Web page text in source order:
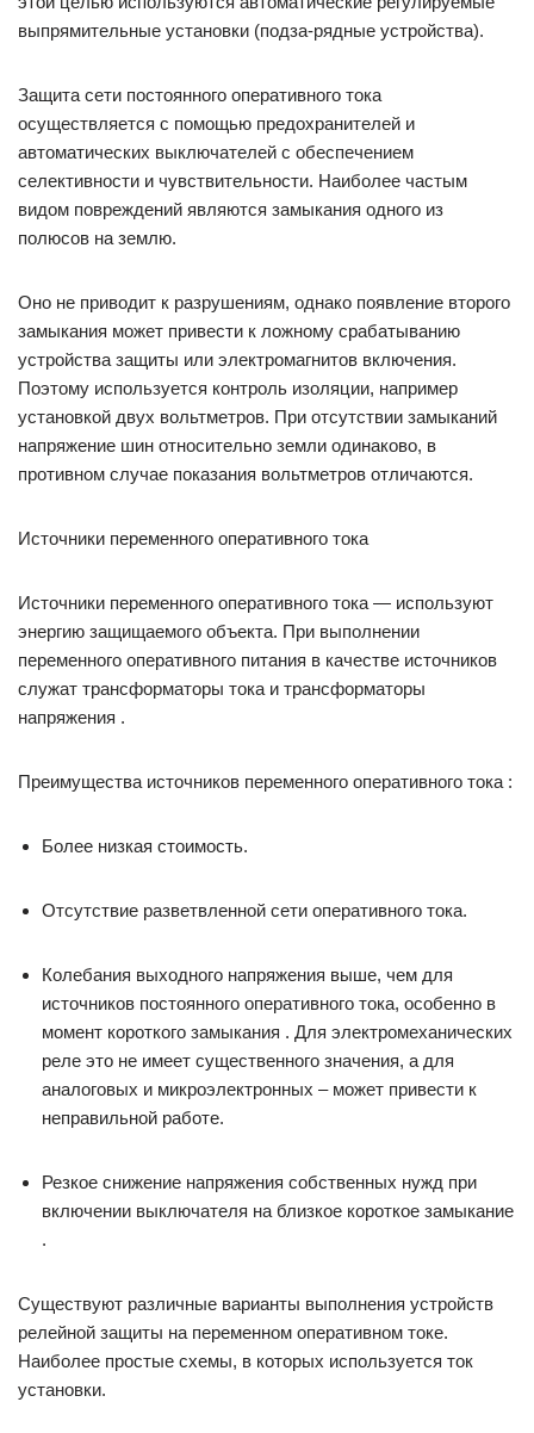
выпрямительные установки (подза-рядные устройства).
Защита сети постоянного оперативного тока
осуществляется с помощью предохранителей и
автоматических выключателей с обеспечением
селективности и чувствительности. Наиболее частым
видом повреждений являются замыкания одного из
полюсов на землю.
Оно не приводит к разрушениям, однако появление второго
замыкания может привести к ложному срабатыванию
устройства защиты или электромагнитов включения.
Поэтому используется контроль изоляции, например
установкой двух вольтметров. При отсутствии замыканий
напряжение шин относительно земли одинаково, в
противном случае показания вольтметров отличаются.
Источники переменного оперативного тока
Источники переменного оперативного тока — используют
энергию защищаемого объекта. При выполнении
переменного оперативного питания в качестве источников
служат трансформаторы тока и трансформаторы
напряжения .
Преимущества источников переменного оперативного тока :
Более низкая стоимость.
Отсутствие разветвленной сети оперативного тока.
Колебания выходного напряжения выше, чем для
источников постоянного оперативного тока, особенно в
момент короткого замыкания . Для электромеханических
реле это не имеет существенного значения, а для
аналоговых и микроэлектронных – может привести к
неправильной работе.
Резкое снижение напряжения собственных нужд при
включении выключателя на близкое короткое замыкание
.
Существуют различные варианты выполнения устройств
релейной защиты на переменном оперативном токе.
Наиболее простые схемы, в которых используется ток
установки.